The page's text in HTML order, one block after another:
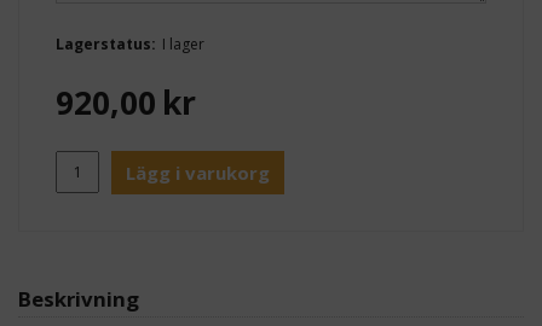
Lagerstatus: I lager
920,00 kr
Lägg i varukorg
Beskrivning